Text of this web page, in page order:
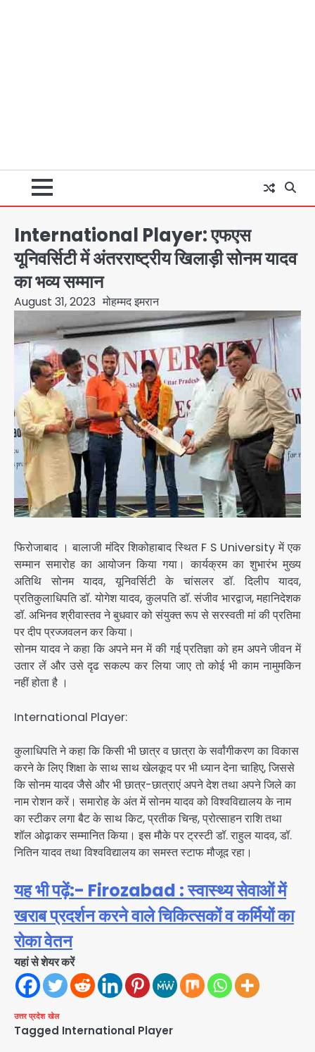
International Player: एफएस
यूनिवर्सिटी में अंतरराष्ट्रीय खिलाड़ी सोनम यादव
का भव्य सम्मान
August 31, 2023 मोहम्मद इमरान
फिरोजाबाद । बालाजी मंदिर शिकोहाबाद स्थित F S University में एक
सम्मान समारोह का आयोजन किया गया। कार्यक्रम का शुभारंभ मुख्य
अतिथि सोनम यादव, यूनिवर्सिटी के चांसलर डॉ. दिलीप यादव,
प्रतिकुलाधिपति डॉ. योगेश यादव, कुलपति डॉ. संजीव भारद्वाज, महानिदेशक
डॉ. अभिनव श्रीवास्तव ने बुधवार को संयुक्त रूप से सरस्वती मां की प्रतिमा
पर दीप प्रज्जवलन कर किया।
सोनम यादव ने कहा कि अपने मन में की गई प्रतिज्ञा को हम अपने जीवन में
उतार लें और उसे दृढ सकल्प कर लिया जाए तो कोई भी काम नामुमकिन
नहीं होता है ।
International Player:
कुलाधिपति ने कहा कि किसी भी छात्र व छात्रा के सर्वांगीकरण का विकास
करने के लिए शिक्षा के साथ साथ खेलकूद पर भी ध्यान देना चाहिए, जिससे
कि सोनम यादव जैसे और भी छात्र-छात्राएं अपने देश तथा अपने जिले का
नाम रोशन करें। समारोह के अंत में सोनम यादव को विश्वविद्यालय के नाम
का स्टीकर लगा बैट के साथ किट, प्रतीक चिन्ह, प्रोत्साहन राशि तथा
शॉल ओढ़ाकर सम्मानित किया। इस मौके पर ट्रस्टी डॉ. राहुल यादव, डॉ.
नितिन यादव तथा विश्वविद्यालय का समस्त स्टाफ मौजूद रहा।
यह भी पढ़ें:- Firozabad : स्वास्थ्य सेवाओं में
खराब प्रदर्शन करने वाले चिकित्सकों व कर्मियों का
रोका वेतन
यहां से शेयर करें
उत्तर प्रदेश खेल
Tagged International Player